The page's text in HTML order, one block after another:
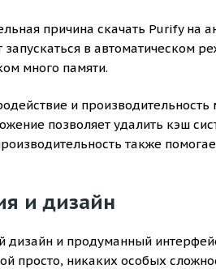
причина скачать Purify на
в автоматическом
много памяти.
и
позволяет удалить кэш
также
и дизайн
дизайн и продуманный
просто, никаких особых